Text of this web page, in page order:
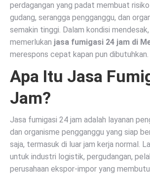
perdagangan yang padat membuat
gudang, serangga pengganggu, dan
semakin tinggi. Dalam kondisi
memerlukan jasa fumigasi 24 jam di
merespons cepat kapan pun dibutuhkan.
Apa Itu Jasa
Jam?
Jasa fumigasi 24 jam adalah layanan
dan organisme pengganggu yang siap
saja, termasuk di luar jam kerja normal.
untuk industri logistik, pergudangan,
perusahaan ekspor-impor yang